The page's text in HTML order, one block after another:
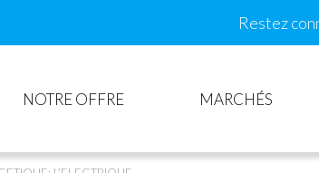
Restez
NOTRE OFFRE MARCHÉS